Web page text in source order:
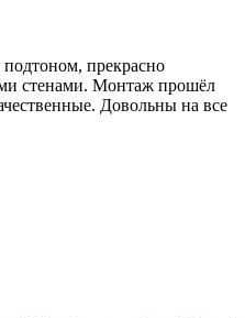
прекрасно
стенами. Монтаж прошёл
Довольны на все